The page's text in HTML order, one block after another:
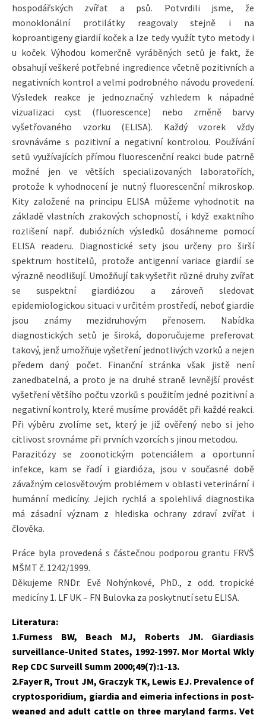
hospodářských zvířat a psů. Potvrdili jsme, že
monoklonální protilátky reagovaly stejně i na
koproantigeny giardií koček a lze tedy využít tyto metody i
u koček. Výhodou komerčně vyráběných setů je fakt, že
obsahují veškeré potřebné ingredience včetně pozitivních a
negativních kontrol a velmi podrobného návodu provedení.
Výsledek reakce je jednoznačný vzhledem k nápadné
vizualizaci cyst (fluorescence) nebo změně barvy
vyšetřovaného vzorku (ELISA). Každý vzorek vždy
srovnáváme s pozitivní a negativní kontrolou. Používání
setů využívajících přímou fluorescenční reakci bude patrně
možné jen ve větších specializovaných laboratořích,
protože k vyhodnocení je nutný fluorescenční mikroskop.
Kity založené na principu ELISA můžeme vyhodnotit na
základě vlastních zrakových schopností, i když exaktního
rozlišení např. dubiózních výsledků dosáhneme pomocí
ELISA readeru. Diagnostické sety jsou určeny pro širší
spektrum hostitelů, protože antigenní variace giardií se
výrazně neodlišují. Umožňují tak vyšetřit různé druhy zvířat
se suspektní giardiózou a zároveň sledovat
epidemiologickou situaci v určitém prostředí, neboť giardie
jsou známy mezidruhovým přenosem. Nabídka
diagnostických setů je široká, doporučujeme preferovat
takový, jenž umožňuje vyšetření jednotlivých vzorků a nejen
předem daný počet. Finanční stránka však jistě není
zanedbatelná, a proto je na druhé straně levnější provést
vyšetření většího počtu vzorků s použitím jedné pozitivní a
negativní kontroly, které musíme provádět při každé reakci.
Při výběru zvolíme set, který je již ověřený nebo si jeho
citlivost srovnáme při prvních vzorcích s jinou metodou.
Parazitózy se zoonotickým potenciálem a oportunní
infekce, kam se řadí i giardióza, jsou v současné době
závažným celosvětovým problémem v oblasti veterinární i
humánní medicíny. Jejich rychlá a spolehlivá diagnostika
má zásadní význam z hlediska ochrany zdraví zvířat i
člověka.
Práce byla provedená s částečnou podporou grantu FRVŠ
MŠMT č. 1242/1999.
Děkujeme RNDr. Evě Nohýnkové, PhD., z odd. tropické
medicíny 1. LF UK – FN Bulovka za poskytnutí setu ELISA.
Literatura:
1.Furness BW, Beach MJ, Roberts JM. Giardiasis
surveillance-United States, 1992-1997. Mor Mortal Wkly
Rep CDC Surveill Summ 2000;49(7):1-13.
2.Fayer R, Trout JM, Graczyk TK, Lewis EJ. Prevalence of
cryptosporidium, giardia and eimeria infections in post-
weaned and adult cattle on three maryland farms. Vet